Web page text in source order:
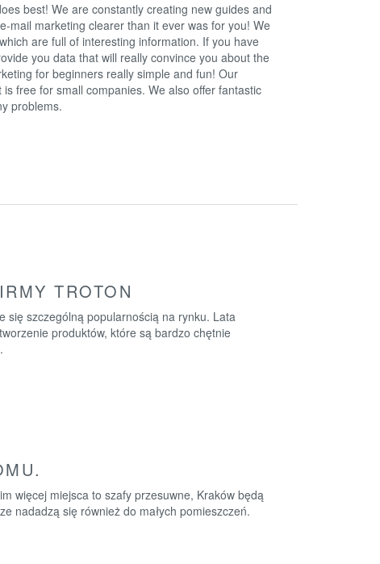
best! We are constantly creating new guides and
mail marketing clearer than it ever was for you! We
are full of interesting information. If you have
you data that will really convince you about the
for beginners really simple and fun! Our
free for small companies. We also offer fantastic
problems.
TROTON
się szczególną popularnością na rynku. Lata
produktów, które są bardzo chętnie
więcej miejsca to szafy przesuwne, Kraków będą
nadadzą się również do małych pomieszczeń.